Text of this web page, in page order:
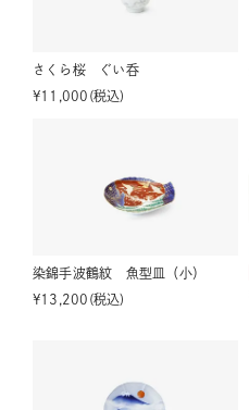
さくら桜 ぐい呑
¥11,000 税込
染錦手波鶴紋 魚型皿（小）
¥13,200 税込